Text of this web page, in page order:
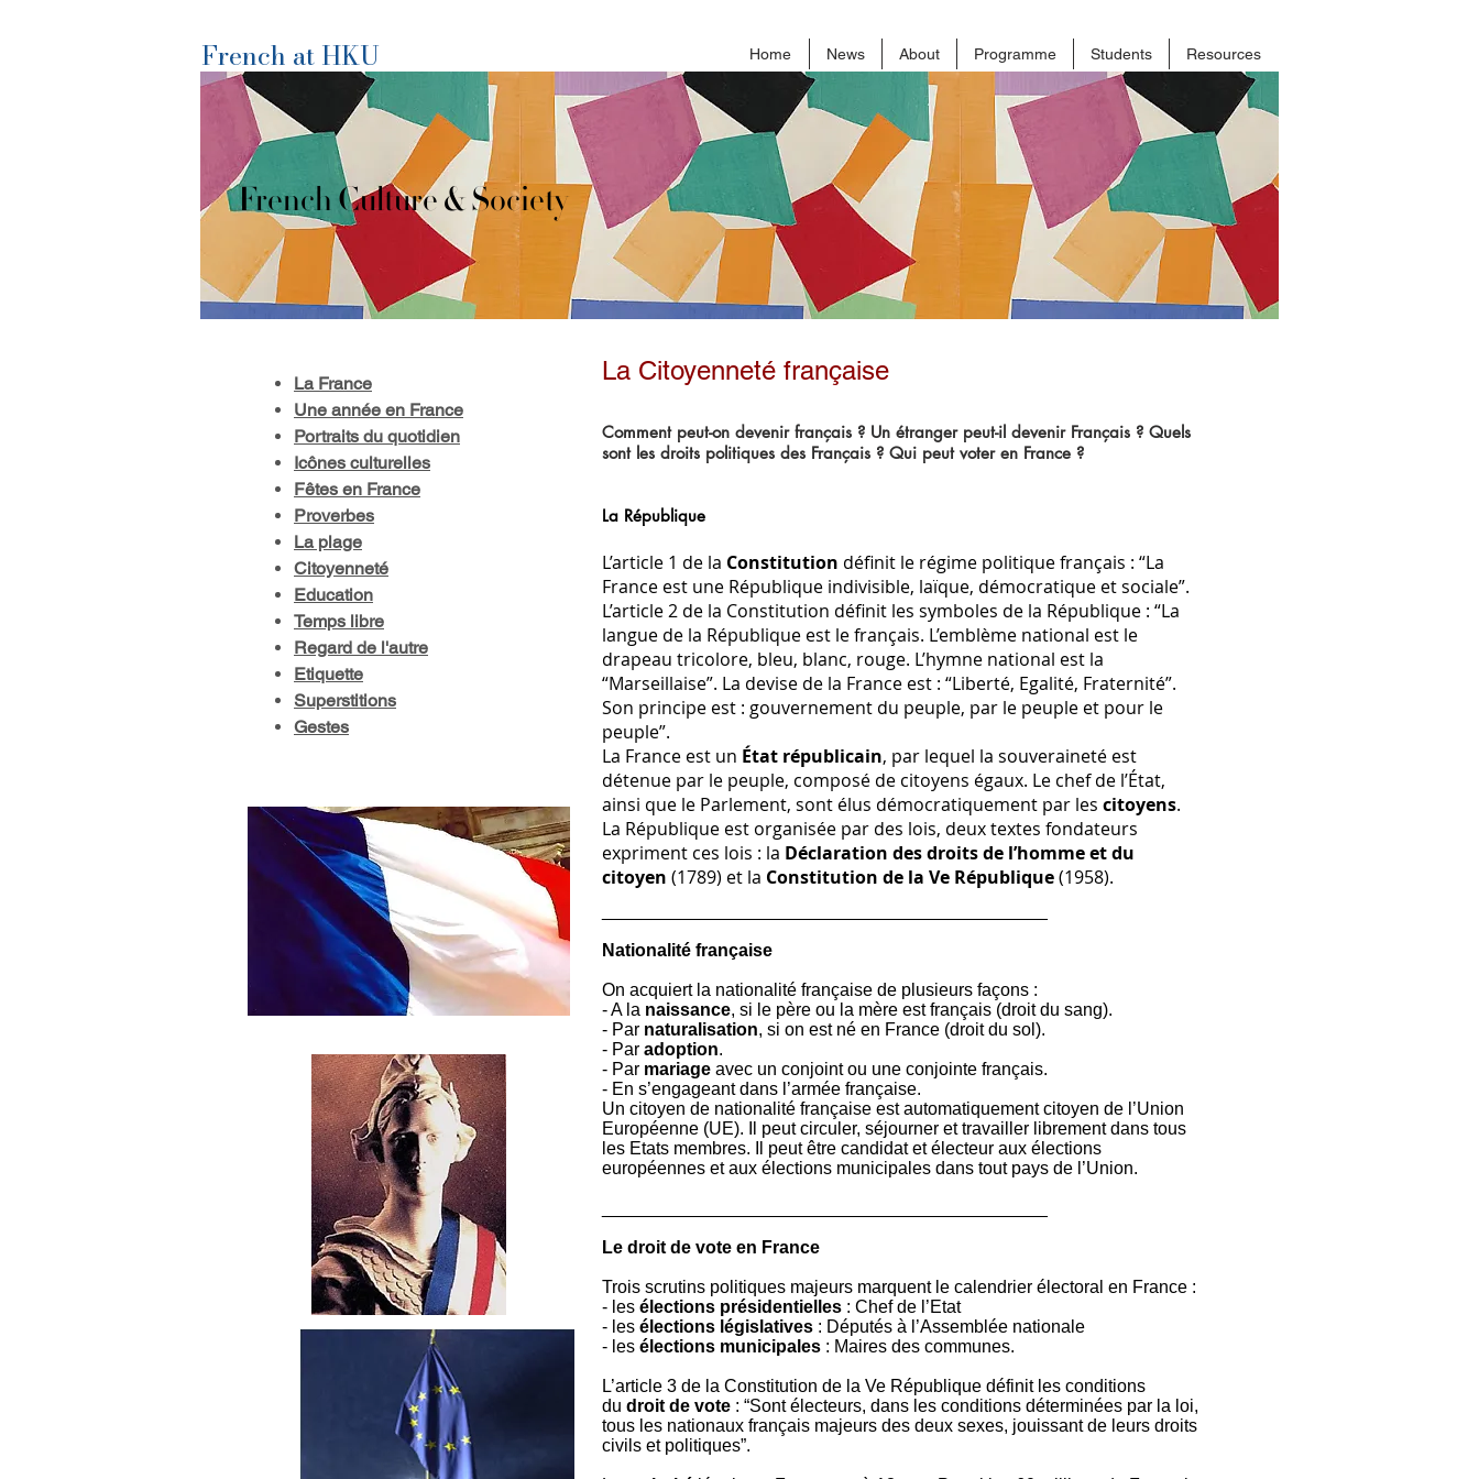
French at HKU Home News About Programme Students Resources
French Culture & Society
La France
Une année en France
Portraits du quotidien
Icônes culturelles
Fêtes en France
Proverbes
La plage
Citoyenneté
Education
Temps libre
Regard de l'autre
Etiquette
Superstitions
Gestes
La Citoyenneté française
Comment peut-on devenir français ? Un étranger peut-il devenir Français ? Quels
sont les droits politiques des Français ? Qui peut voter en France ?
La République
L’article 1 de la Constitution définit le régime politique français : “La
France est une République indivisible, laïque, démocratique et sociale”.
L’article 2 de la Constitution définit les symboles de la République : “La
langue de la République est le français. L’emblème national est le
drapeau tricolore, bleu, blanc, rouge. L’hymne national est la
“Marseillaise”. La devise de la France est : “Liberté, Egalité, Fraternité”.
Son principe est : gouvernement du peuple, par le peuple et pour le
peuple”.
La France est un État républicain, par lequel la souveraineté est
détenue par le peuple, composé de citoyens égaux. Le chef de l’État,
ainsi que le Parlement, sont élus démocratiquement par les citoyens.
La République est organisée par des lois, deux textes fondateurs
expriment ces lois : la Déclaration des droits de l’homme et du
citoyen (1789) et la Constitution de la Ve République(1958).
Nationalité française
On acquiert la nationalité française de plusieurs façons :
- A la naissance, si le père ou la mère est français (droit du sang).
- Par naturalisation, si on est né en France (droit du sol).
- Par adoption.
- Par mariage avec un conjoint ou une conjointe français.
- En s’engageant dans l’armée française.
Un citoyen de nationalité française est automatiquement citoyen de l’Union
Européenne (UE). Il peut circuler, séjourner et travailler librement dans tous
les Etats membres. Il peut être candidat et électeur aux élections
européennes et aux élections municipales dans tout pays de l’Union.
Le droit de vote en France
Trois scrutins politiques majeurs marquent le calendrier électoral en France :
- les élections présidentielles : Chef de l’Etat
- les élections législatives : Députés à l’Assemblée nationale
- les élections municipales : Maires des communes.
L’article 3 de la Constitution de la Ve République définit les conditions
du droit de vote : “Sont électeurs, dans les conditions déterminées par la loi,
tous les nationaux français majeurs des deux sexes, jouissant de leurs droits
civils et politiques”.